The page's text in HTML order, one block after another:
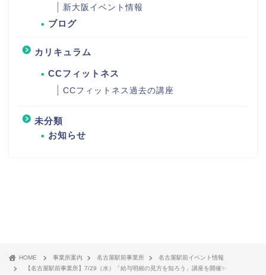
新大阪イベント情報
ブログ
カリキュラム
CCフィットネス
CCフィットネス過去の講座
未分類
お知らせ
HOME 事業所案内 名古屋駅前事業所
名古屋駅前イベント情報
【名古屋駅前事業所】7/29（水）「給与明細の見方を知ろう」講座を開催✨